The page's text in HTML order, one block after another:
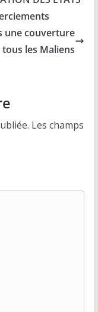
une couverture
les Maliens
Les champs